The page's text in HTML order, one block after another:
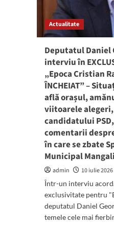
conducere
în
Actualitate
Deputatul Daniel
interviu în
„Epoca Cristian
ÎNCHEIAT” –
află orașul,
viitoarele
candidatului
comentarii despre
în care se zbate
Municipal
admin
10 iulie 2026
Într-un interviu
exclusivitate pentru
deputatul Daniel
temele cele mai